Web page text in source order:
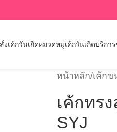
สั่งเค้กวันเกิดหมวดหมู่เค้กวันเกิดบริการ
หน้าหลัก/เค้ก
เค้กทร
SYJ